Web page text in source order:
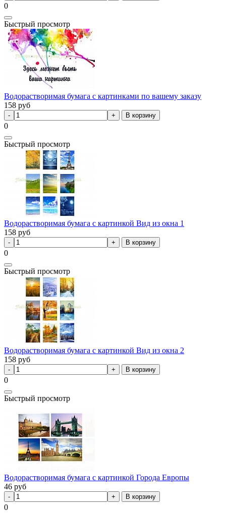
0
Быстрый просмотр
Водорастворимая бумага с картинками по вашему заказу
158 руб
В корзину
0
Быстрый просмотр
Водорастворимая бумага с картинкой Вид из окна 1
158 руб
В корзину
0
Быстрый просмотр
Водорастворимая бумага с картинкой Вид из окна 2
158 руб
В корзину
0
Быстрый просмотр
Водорастворимая бумага с картинкой Города Европы
46 руб
В корзину
0